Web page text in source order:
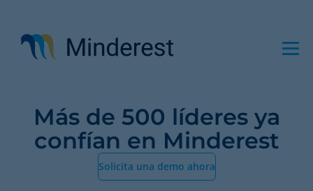
contenido
principal
Más de 500 líderes ya
confían en Minderest
Solicita una demo ahora